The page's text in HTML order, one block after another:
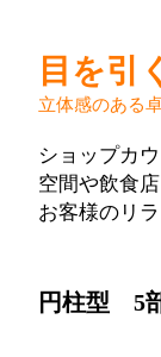
目を引
立体感のある
ショップカ
空間や飲食
お客様のリ
円柱型 5